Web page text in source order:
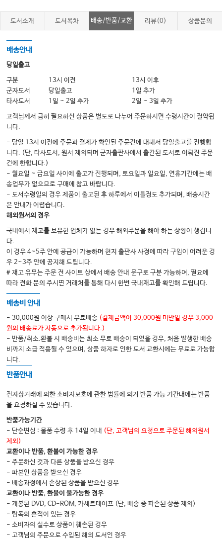
도서소개 도서목차 배송/반품/교환 리뷰(0) 상품문의
배송안내
당일출고
구분 13시 이전
13시 이후
군자도서
당일출고
1일 추가
타사도서
1일 ~ 2일 추가 2일 ~ 3일 추가
고객님께서 급히 필요하신 상품은 별도로 나누어 주문하시면 수령시간이 절약됩
니다.
- 당일 13시 이전에 주문과 결제가 확인된 주문건에 대해서 당일출고를 진행합
니다. (단, 타사도서, 원서 제외되며 군자출판사에서 출간된 도서로 이뤄진 주문
건에 한합니다.)
- 월요일 ~ 금요일 사이에 출고가 진행되며, 토요일과 일요일, 연휴기간에는 배
송업무가 없으므로 구매에 참고 바랍니다.
- 도서수령일의 경우 제품이 출고된 후 하루에서 이틀정도 추가되며, 배송시간
은 안내가 어렵습니다.
해외원서의 경우
국내에서 재고를 보유한 업체가 없는 경우 해외주문을 해야 하는 상황이 생깁니
다.
이 경우 4~5주 안에 공급이 가능하며 현지 출판사 사정에 따라 구입이 어려운 경
우 2~3주 안에 공지해 드립니다.
# 재고 유무는 주문 전 사이트 상에서 배송 안내 문구로 구분 가능하며, 필요에
따라 전화 문의 주시면 거래처를 통해 다시 한번 국내재고를 확인해 드립니다.
배송비 안내
- 30,000원 이상 구매시 무료배송 (결제금액이 30,000원 미만일 경우 3,000
원의 배송료가 자동으로 추가됩니다.)
- 반품/취소.환불 시 배송비는 최소 무료 배송이 되었을 경우, 처음 발생한 배송
비까지 소급 적용될 수 있으며, 상품 하자로 인한 도서 교환시에는 무료로 가능합
니다.
반품안내
전자상거래에 의한 소비자보호에 관한 법률에 의거 반품 가능 기간내에는 반품
을 요청하실 수 있습니다.
반품가능기간
- 단순변심 : 물품 수령 후 14일 이내 (단, 고객님의 요청으로 주문된 해외원서
제외)
교환이나 반품, 환불이 가능한 경우
- 주문하신 것과 다른 상품을 받으신 경우
- 파본인 상품을 받으신 경우
- 배송과정에서 손상된 상품을 받으신 경우
교환이나 반품, 환불이 불가능한 경우
- 개봉된 DVD, CD-ROM, 카세트테이프 (단, 배송 중 파손된 상품 제외)
- 탐독의 흔적이 있는 경우
- 소비자의 실수로 상품이 훼손된 경우
- 고객님의 주문으로 수입된 해외 도서인 경우